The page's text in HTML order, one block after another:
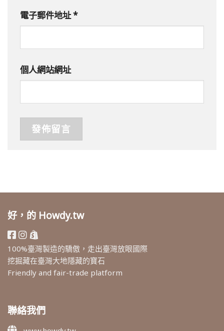
電子郵件地址*
個人網站網址
好，的 Howdy.tw
100%臺灣製造的驕傲，走出臺灣放眼國際
挖掘藏在臺灣大地隱藏的寶石
Friendly and fair-trade platform
聯絡我們